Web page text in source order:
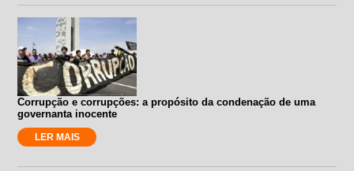
Corrupção e corrupções: a propósito da condenação de uma
governanta inocente
LER MAIS